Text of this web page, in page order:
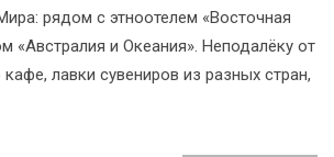
рядом с этноотелем «Восточная
«Австралия и Океания». Неподалёку от
лавки сувениров из разных стран,